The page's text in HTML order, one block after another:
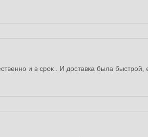
и в срок . И доставка была быстрой,